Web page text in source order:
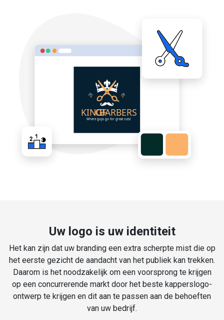
Uw logo is uw identiteit
Het kan zijn dat uw branding een extra scherpte mist die op
het eerste gezicht de aandacht van het publiek kan trekken.
Daarom is het noodzakelijk om een voorsprong te krijgen
op een concurrerende markt door het beste kapperslogo-
ontwerp te krijgen en dit aan te passen aan de behoeften
van uw bedrijf.